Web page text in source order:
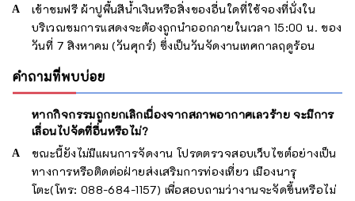
เข้าชมฟรี ผ้าปูพื้นสีน้ำเงินหรือสิ่งของอื่นใดที่ใช้จองที่นั่งใน
บริเวณชมการแสดงจะต้องถูกนำออกภายในเวลา 15:00 น. ของ
วันที่ 7 สิงหาคม (วันศุกร์) ซึ่งเป็นวันจัดงานเทศกาลฤดูร้อน
คำถามที่พบบ่อย
หากกิจกรรมถูกยกเลิกเนื่องจากสภาพอากาศเลวร้าย จะมีการ
เลื่อนไปจัดที่อื่นหรือไม่?
ขณะนี้ยังไม่มีแผนการจัดงาน โปรดตรวจสอบเว็บไซต์อย่างเป็น
ทางการหรือติดต่อฝ่ายส่งเสริมการท่องเที่ยว เมืองนารุ
โตะ(โทร: 088-684-1157) เพื่อสอบถามว่างานจะจัดขึ้นหรือไม่